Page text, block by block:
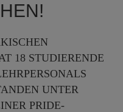
18 STUDIERENDE
UNTER
PRIDE-